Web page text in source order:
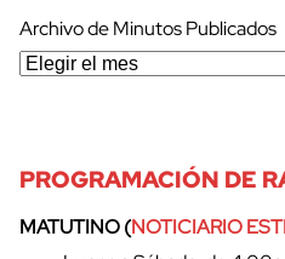
Archivo de Minutos Publicados
PROGRAMACIÓN DE
MATUTINO (NOTICIARIO